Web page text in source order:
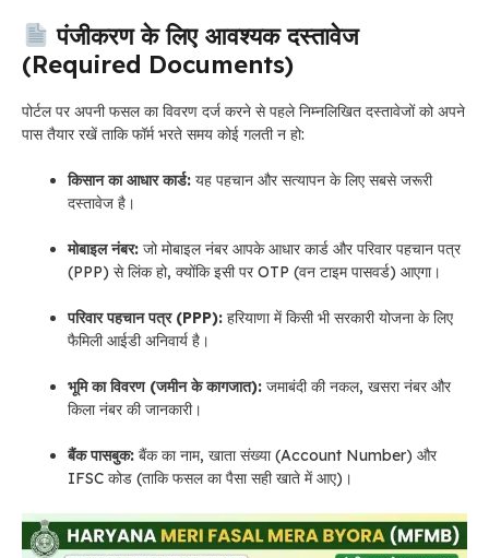
पंजीकरण के लिए आवश्यक दस्तावेज
(Required Documents)
पोर्टल पर अपनी फसल का विवरण दर्ज करने से पहले निम्नलिखित दस्तावेजों को अपने
पास तैयार रखें ताकि फॉर्म भरते समय कोई गलती न हो:
किसान का आधार कार्ड: यह पहचान और सत्यापन के लिए सबसे जरूरी
दस्तावेज है।
मोबाइल नंबर: जो मोबाइल नंबर आपके आधार कार्ड और परिवार पहचान पत्र
(PPP) से लिंक हो, क्योंकि इसी पर OTP (वन टाइम पासवर्ड) आएगा।
परिवार पहचान पत्र (PPP): हरियाणा में किसी भी सरकारी योजना के लिए
फैमिली आईडी अनिवार्य है।
भूमि का विवरण (जमीन के कागजात): जमाबंदी की नकल, खसरा नंबर और
किला नंबर की जानकारी।
बैंक पासबुक: बैंक का नाम, खाता संख्या (Account Number) और
IFSC कोड (ताकि फसल का पैसा सही खाते में आए)।